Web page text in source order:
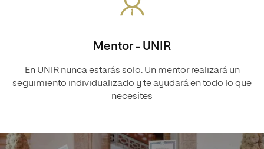
Mentor - UNIR
En UNIR nunca estarás solo. Un mentor realizará un
seguimiento individualizado y te ayudará en todo lo que
necesites